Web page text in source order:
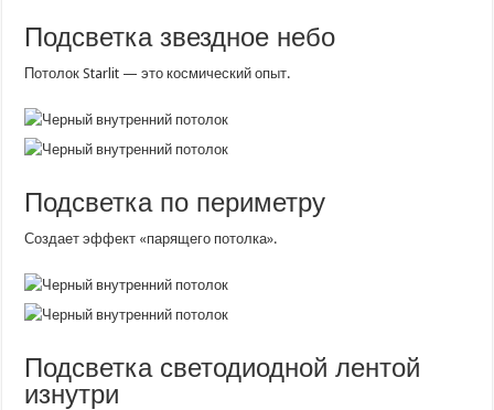
Подсветка звездное небо
Потолок Starlit — это космический опыт.
Подсветка по периметру
Создает эффект «парящего потолка».
Подсветка светодиодной лентой
изнутри